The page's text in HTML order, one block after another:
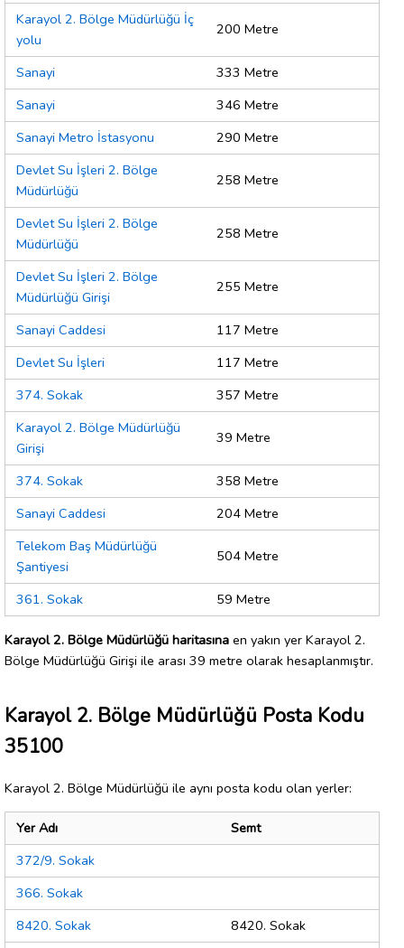
Karayol 2. Bölge Müdürlüğü İç
yolu
200 Metre
Sanayi
333 Metre
Sanayi
346 Metre
Sanayi Metro İstasyonu
290 Metre
Devlet Su İşleri 2. Bölge
Müdürlüğü
258 Metre
Devlet Su İşleri 2. Bölge
Müdürlüğü
258 Metre
Devlet Su İşleri 2. Bölge
Müdürlüğü Girişi
255 Metre
Sanayi Caddesi
117 Metre
Devlet Su İşleri
117 Metre
374. Sokak
357 Metre
Karayol 2. Bölge Müdürlüğü
Girişi
39 Metre
374. Sokak
358 Metre
Sanayi Caddesi
204 Metre
Telekom Baş Müdürlüğü
Şantiyesi
504 Metre
361. Sokak 59 Metre
Karayol 2. Bölge Müdürlüğü haritasına en yakın yer Karayol 2.
Bölge Müdürlüğü Girişi ile arası 39 metre olarak hesaplanmıştır.
Karayol 2. Bölge Müdürlüğü Posta Kodu
35100
Karayol 2. Bölge Müdürlüğü ile aynı posta kodu olan yerler:
Yer Adı
Semt
372/9. Sokak
366. Sokak
8420. Sokak
8420. Sokak